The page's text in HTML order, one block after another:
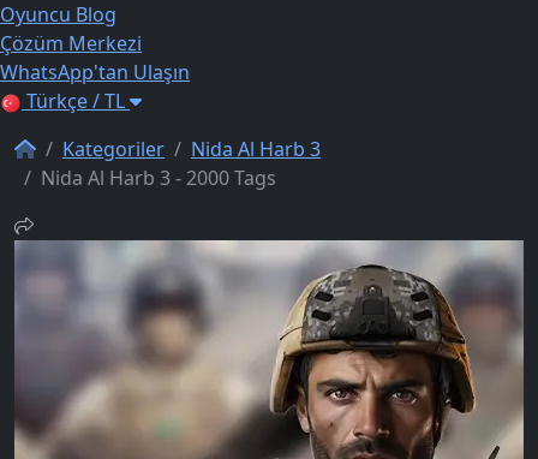
Oyuncu Blog
Çözüm Merkezi
WhatsApp'tan Ulaşın
Türkçe / TL
Kategoriler
Nida Al Harb 3
Nida Al Harb 3 - 2000 Tags